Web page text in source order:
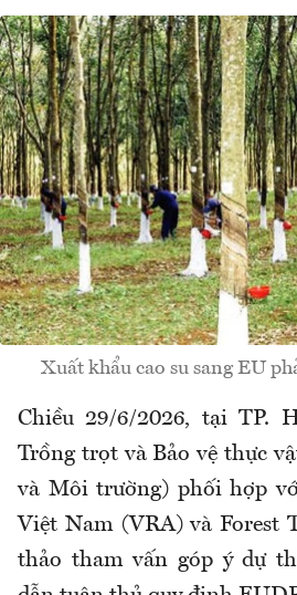
Xuất khẩu cao su sang EU
Chiều 29/6/2026, tại TP.
Trồng trọt và Bảo vệ thực
và Môi trường) phối hợp
Việt Nam (VRA) và Forest
thảo tham vấn góp ý dự